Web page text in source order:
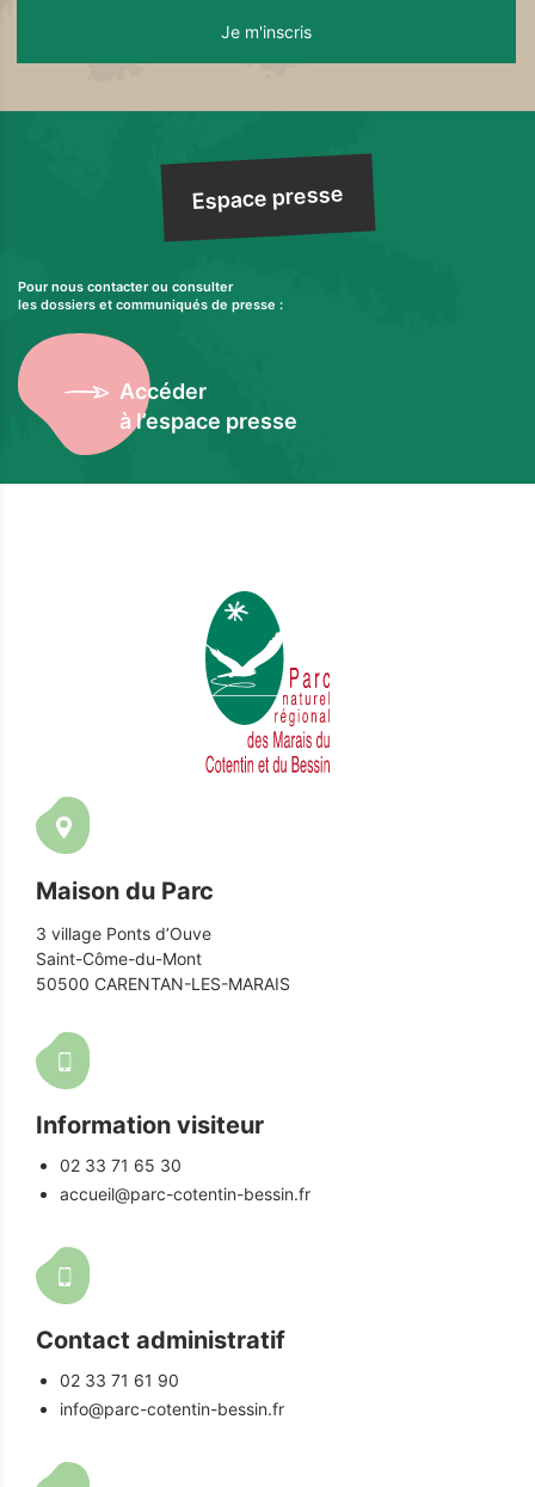
Espace presse
Pour nous contacter ou consulter
les dossiers et communiqués de presse :
Accéder
à l’espace presse
Maison du Parc
3 village Ponts d’Ouve
Saint-Côme-du-Mont
50500 CARENTAN-LES-MARAIS
Information visiteur
02 33 71 65 30
accueil@parc-cotentin-bessin.fr
Contact administratif
02 33 71 61 90
info@parc-cotentin-bessin.fr